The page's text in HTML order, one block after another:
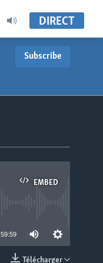
DIRECT
Subscribe
EMBED
59:59
Télécharger